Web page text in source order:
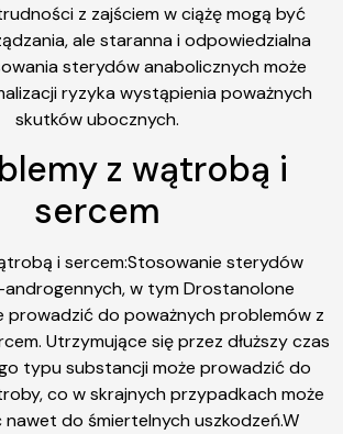
z zajściem w ciążę mogą być
ale staranna i odpowiedzialna
sterydów anabolicznych może
ryzyka wystąpienia poważnych
skutków ubocznych.
z wątrobą i
sercem
i sercem:Stosowanie sterydów
w tym Drostanolone
prowadzić do poważnych problemów z
Utrzymujące się przez dłuższy czas
typu substancji może prowadzić do
co w skrajnych przypadkach może
do śmiertelnych uszkodzeń.W